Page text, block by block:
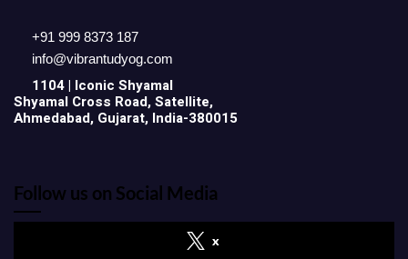
+91 999 8373 187
info@vibrantudyog.com
1104 | Iconic Shyamal
Shyamal Cross Road, Satellite,
Ahmedabad, Gujarat, India-380015
Follow us on Social Media
x